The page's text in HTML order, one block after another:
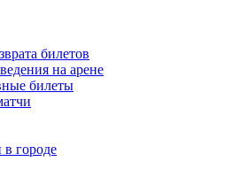
билетов
на арене
билеты
в городе